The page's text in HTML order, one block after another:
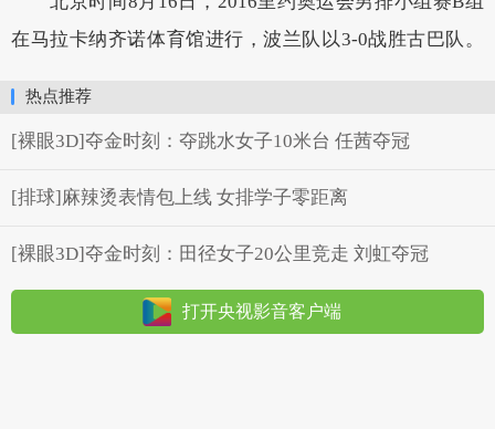
在马拉卡纳齐诺体育馆进行，波兰队以3-0战胜古巴队。
热点推荐
[裸眼3D]夺金时刻：夺跳水女子10米台 任茜夺冠
[排球]麻辣烫表情包上线 女排学子零距离
[裸眼3D]夺金时刻：田径女子20公里竞走 刘虹夺冠
打开央视影音客户端